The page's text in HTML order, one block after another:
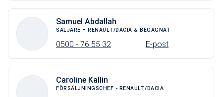
Samuel Abdallah
SÄLJARE – RENAULT/DACIA & BEGAGNAT
0500 - 76 55 32 E-post
Caroline Kallin
FÖRSÄLJNINGSCHEF - RENAULT/DACIA